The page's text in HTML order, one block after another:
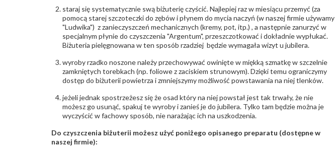
staraj się systematycznie swą biżuterię czyścić. Najlepiej raz w miesiącu przemyć (za
pomocą starej szczoteczki do zębów i płynem do mycia naczyń (w naszej firmie używamy
"Ludwika") z zanieczyszczeń mechanicznych (kremy, pot, itp.) , a następnie zanurzyć w
specjalnym płynie do czyszczenia "Argentum", przeszczotkować i dokładnie wypłukać.
Biżuteria pielęgnowana w ten sposób rzadziej będzie wymagała wizyt u jubilera.
wyroby rzadko noszone należy przechowywać owinięte w miękką szmatkę w szczelnie
zamkniętych torebkach (np. foliowe z zaciskiem strunowym). Dzięki temu ograniczymy
dostęp do biżuterii powietrza i zmniejszymy możliwość powstawania na niej tlenków.
jeżeli jednak spostrzeżesz się że osad który na niej powstał jest tak trwały, że nie
możesz go usunąć, spakuj te wyroby i zanieś je do jubilera. Tylko tam będzie można je
wyczyścić w fachowy sposób, nie narażając ich na uszkodzenia.
Do czyszczenia biżuterii możesz użyć poniżego opisanego preparatu (dostępne w
naszej firmie):